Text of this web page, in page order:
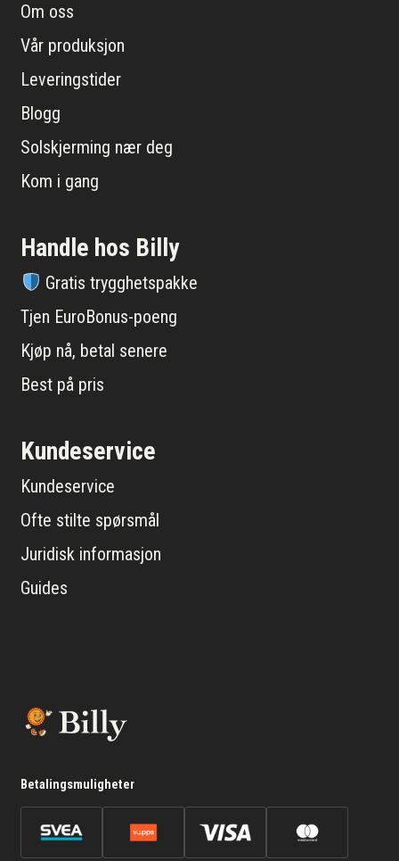
Om oss
Vår produksjon
Leveringstider
Blogg
Solskjerming nær deg
Kom i gang
Handle hos Billy
Gratis trygghetspakke
Tjen EuroBonus-poeng
Kjøp nå, betal senere
Best på pris
Kundeservice
Kundeservice
Ofte stilte spørsmål
Juridisk informasjon
Guides
Betalingsmuligheter